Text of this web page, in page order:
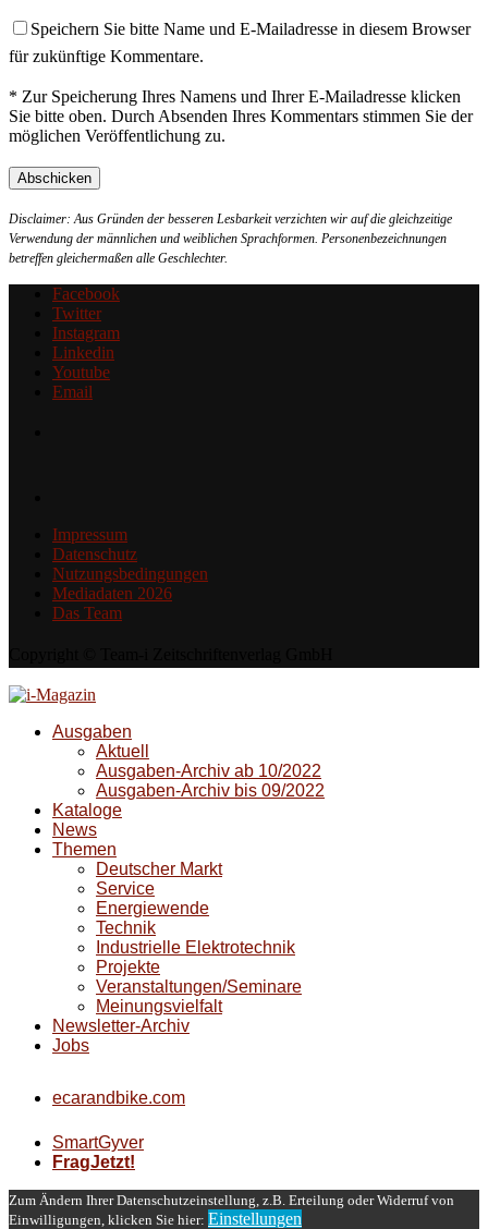
Speichern Sie bitte Name und E-Mailadresse in diesem Browser
für zukünftige Kommentare.
* Zur Speicherung Ihres Namens und Ihrer E-Mailadresse klicken
Sie bitte oben. Durch Absenden Ihres Kommentars stimmen Sie der
möglichen Veröffentlichung zu.
Disclaimer: Aus Gründen der besseren Lesbarkeit verzichten wir auf die gleichzeitige
Verwendung der männlichen und weiblichen Sprachformen. Personenbezeichnungen
betreffen gleichermaßen alle Geschlechter.
Facebook
Twitter
Instagram
Linkedin
Youtube
Email
Impressum
Datenschutz
Nutzungsbedingungen
Mediadaten 2026
Das Team
Ausgaben
Aktuell
Ausgaben-Archiv ab 10/2022
Ausgaben-Archiv bis 09/2022
Kataloge
News
Themen
Deutscher Markt
Service
Energiewende
Technik
Industrielle Elektrotechnik
Projekte
Veranstaltungen/Seminare
Meinungsvielfalt
Newsletter-Archiv
Jobs
ecarandbike.com
SmartGyver
FragJetzt!
Zum Ändern Ihrer Datenschutzeinstellung, z.B. Erteilung oder Widerruf von
Einwilligungen, klicken Sie hier: Einstellungen